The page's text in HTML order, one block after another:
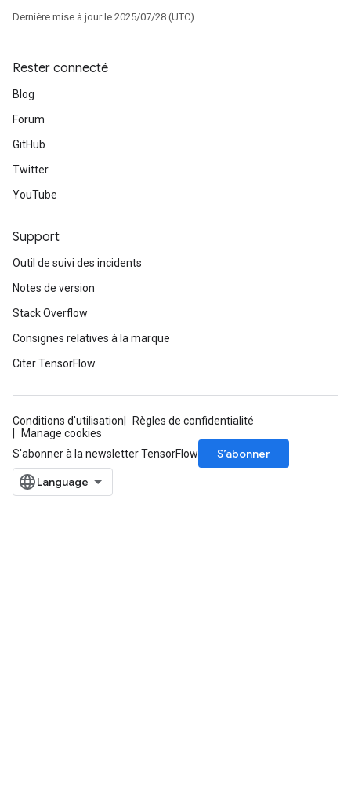
Dernière mise à jour le 2025/07/28 (UTC).
Rester connecté
Blog
Forum
GitHub
Twitter
YouTube
Support
Outil de suivi des incidents
Notes de version
Stack Overflow
Consignes relatives à la marque
Citer TensorFlow
Conditions d'utilisation
Règles de confidentialité
Manage cookies
S'abonner à la newsletter TensorFlow
S’abonner